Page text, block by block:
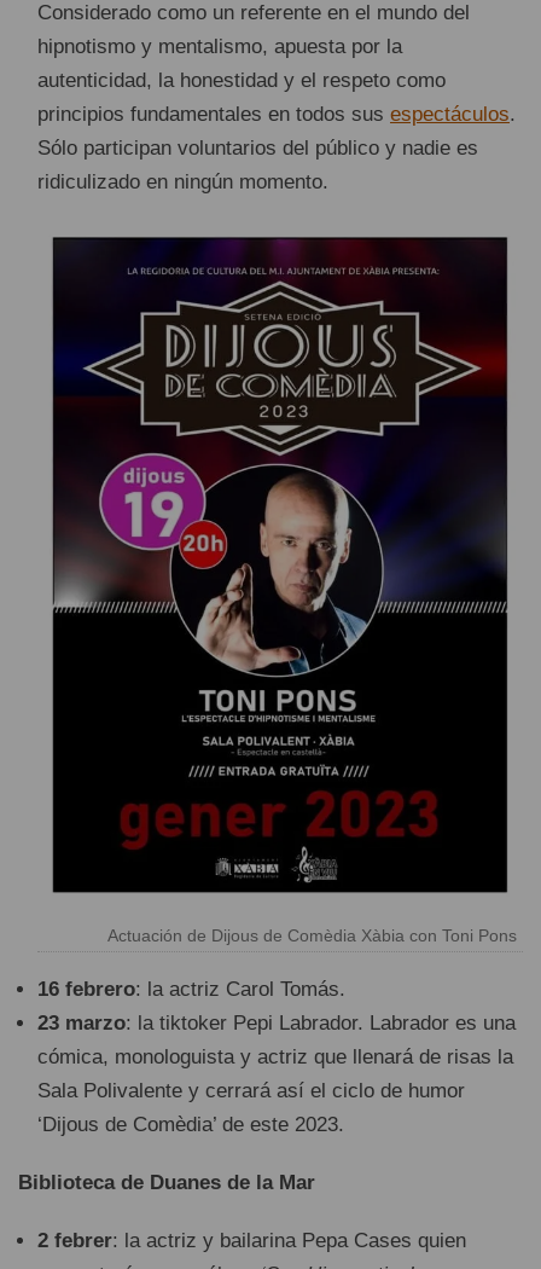
Considerado como un referente en el mundo del
hipnotismo y mentalismo, apuesta por la
autenticidad, la honestidad y el respeto como
principios fundamentales en todos sus espectáculos.
Sólo participan voluntarios del público y nadie es
ridiculizado en ningún momento.
Actuación de Dijous de Comèdia Xàbia con Toni Pons
16 febrero: la actriz Carol Tomás.
23 marzo: la tiktoker Pepi Labrador. Labrador es una
cómica, monologuista y actriz que llenará de risas la
Sala Polivalente y cerrará así el ciclo de humor
‘Dijous de Comèdia’ de este 2023.
Biblioteca de Duanes de la Mar
2 febrer: la actriz y bailarina Pepa Cases quien